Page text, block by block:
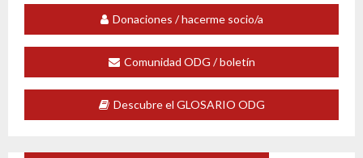
Donaciones / hacerme socio/a
Comunidad ODG / boletín
Descubre el GLOSARIO ODG